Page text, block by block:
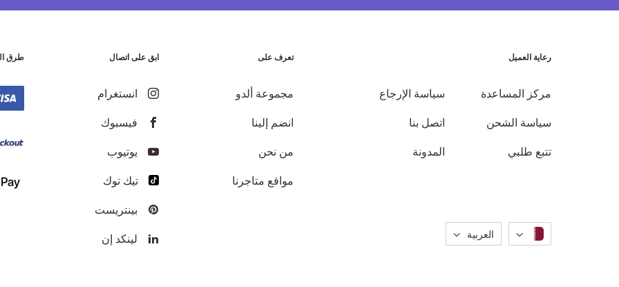
رعاية العميل
مركز المساعدة
سياسة الإرجاع
سياسة الشحن
اتصل بنا
تتبع طلبي
المدونة
تعرف على
مجموعة ألدو
انضم إلينا
من نحن
مواقع متاجرنا
ابق على اتصال
انستغرام
فيسبوك
يوتيوب
تيك توك
بينتريست
لينكد إن
طرق
لغة
العربية